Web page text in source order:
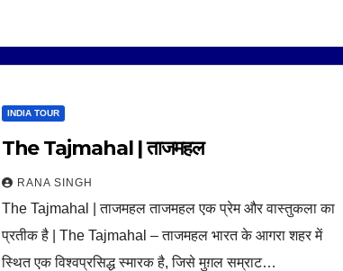
INDIA TOUR
The Tajmahal | ताजमहल
RANA SINGH
The Tajmahal | ताजमहल ताजमहल एक प्रेम और वास्तुकला का
प्रतीक है | The Tajmahal – ताजमहल भारत के आगरा शहर में
स्थित एक विश्वप्रसिद्ध स्मारक है, जिसे मुग़ल सम्राट…